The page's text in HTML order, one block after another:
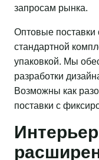
запросам рынка.
Оптовые поставки
стандартной
упаковкой. Мы
разработки
Возможны как
поставки с